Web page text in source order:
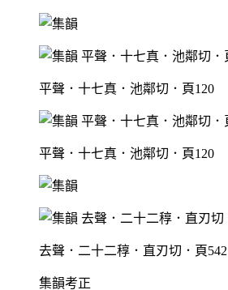
平聲．十七真．池鄰切．頁120
平聲．十七真．池鄰切．頁120
去聲．二十二稕．直刃切．頁542
集韻考正